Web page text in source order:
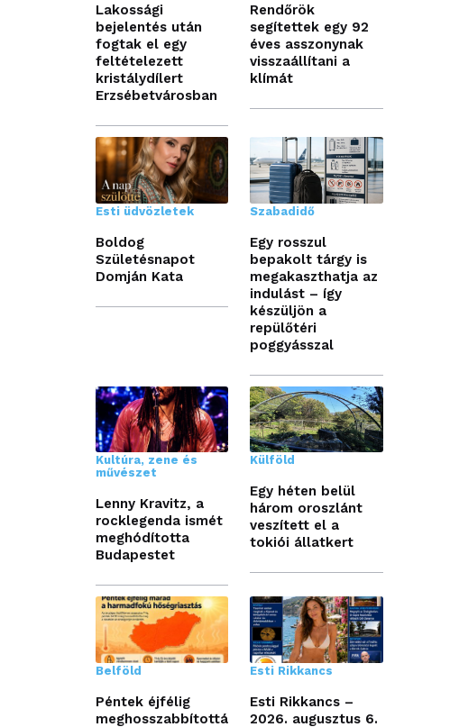
Lakossági
bejelentés után
fogtak el egy
feltételezett
kristálydílert
Erzsébetvárosban
Rendőrök
segítettek egy 92
éves asszonynak
visszaállítani a
klímát
Esti üdvözletek
Boldog
Születésnapot
Domján Kata
Szabadidő
Egy rosszul
bepakolt tárgy is
megakaszthatja az
indulást – így
készüljön a
repülőtéri
poggyásszal
Kultúra, zene és
művészet
Lenny Kravitz, a
rocklegenda ismét
meghódította
Budapestet
Külföld
Egy héten belül
három oroszlánt
veszített el a
tokiói állatkert
Belföld
Péntek éjfélig
meghosszabbítottá
Esti Rikkancs
Esti Rikkancs –
2026. augusztus 6.